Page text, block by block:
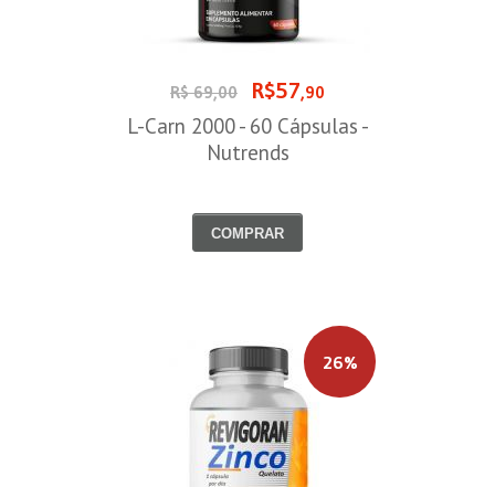
R$ 69,00 R$57,90
L-Carn 2000 - 60 Cápsulas -
Nutrends
COMPRAR
26%